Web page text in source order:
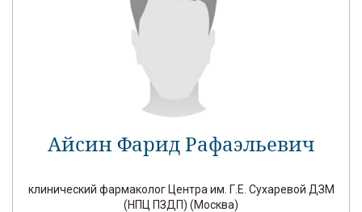
Айсин Фарид Рафаэльевич
клинический фармаколог Центра им. Г.Е. Сухаревой ДЗМ
(НПЦ ПЗДП) (Москва)